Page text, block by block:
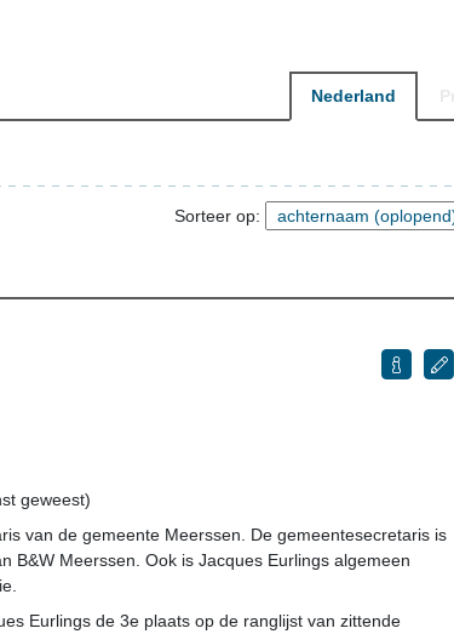
Nederland
Sorteer op:
geweest)
van de gemeente Meerssen. De gemeentesecretaris is
B&W Meerssen. Ook is Jacques Eurlings algemeen
Eurlings de 3e plaats op de ranglijst van zittende